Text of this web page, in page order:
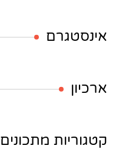
אינסטגרם
ארכיון
קטגוריות מתכונים